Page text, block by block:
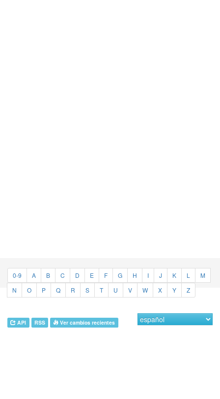
0-9 A B C D E F G H I J K L
M
N
O P Q R S T U V W X Y Z
API RSS Ver cambios recientes